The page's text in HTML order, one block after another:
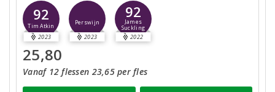
92
Tim Atkin
2023
Perswijn
2023
92
James
Suckling
2022
25,80
Vanaf 12 flessen 23,65 per fles